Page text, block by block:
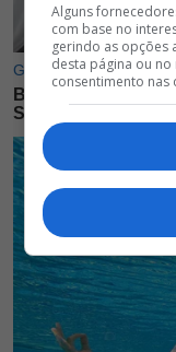
Alguns
com base no
gerindo as opções
desta página ou
consentimento nas